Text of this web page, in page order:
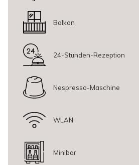
Flachbildfernseher für Unterhaltung
Ob Sie Prag geschäftlich besuchen oder
genießen möchten – das Komfortzimmer
ruhigen Rückzugsort, der modernen
Balkon
24-Stunden-Rezeption
Nespresso-Maschine
WLAN
Minibar